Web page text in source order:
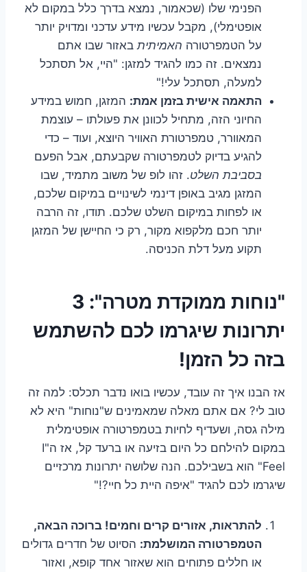
הפנימי שלו (שכאמור, נמצא בדרך כלל במקום לא
אופטימלי), מקבל עכשיו מידע עדכני ומדויק יותר
על הטמפרטורה האמיתית באזור שבו אתם
נמצאים. זה כמו להגיד למזגן: "היי, אל תסתכל
למעלה, תסתכל עלי!"
התאמה אישית בזמן אמת: המזגן, חמוש במידע
החיוני הזה, מתחיל לכוונן את פעולתו – עוצמת
המאוורר, טמפרטורת האוויר היוצא, ועוד – כדי
להגיע בדיוק לטמפרטורה שקבעתם, אבל הפעם
בסביבת השלט. זהו לופ של משוב מתמיד, שבו
המזגן מגיב באופן דינמי לשינויים במיקום שלכם,
או לפחות במיקום השלט שלכם. תודו, זה הרבה
יותר חכם מלקפוא מקור, רק כי החיישן של המזגן
תקוע מעל דלת הכניסה.
"נוחות ממוקדת מטרה": 3
יתרונות שיגרמו לכם להשתמש
בזה כל הזמן!
אז הבנו איך זה עובד, עכשיו בואו נדבר תכלס: למה זה
טוב לי? אם אתם מאלה שמאמינים ש"נוחות" היא לא
מילה גסה, ושעדיף לחיות בטמפרטורה אופטימלית
במקום להילחם כל היום בזיעה או ברעד קל, אז ה"I
Feel" הוא בשבילכם. הנה שלושה יתרונות מרכזיים
שיגרמו לכם להגיד "איפה היית כל חיי?!"
להתראות, אזורים קרים וחמים! ברוכה הבאה,
הטמפרטורה המושלמת: הסיוט של חדרים גדולים
או חללים פתוחים הוא שאזור אחד קופא, ואזור